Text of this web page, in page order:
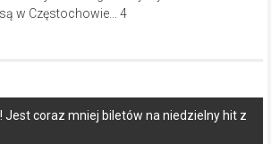
Jest coraz mniej biletów na niedzielny hit z